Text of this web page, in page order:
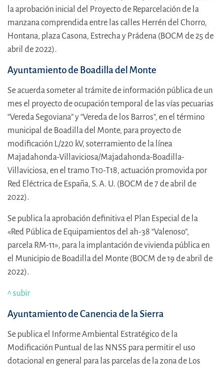
la aprobación inicial del Proyecto de Reparcelación de la
manzana comprendida entre las calles Herrén del Chorro,
Hontana, plaza Casona, Estrecha y Prádena (BOCM de 25 de
abril de 2022).
Ayuntamiento de Boadilla del Monte
Se acuerda someter al trámite de información pública de un
mes el proyecto de ocupación temporal de las vías pecuarias
“Vereda Segoviana” y “Vereda de los Barros”, en el término
municipal de Boadilla del Monte, para proyecto de
modificación L/220 kV, soterramiento de la línea
Majadahonda-Villaviciosa/Majadahonda-Boadilla-
Villaviciosa, en el tramo T10-T18, actuación promovida por
Red Eléctrica de España, S. A. U. (BOCM de 7 de abril de
2022).
Se publica la aprobación definitiva el Plan Especial de la
«Red Pública de Equipamientos del ah-38 “Valenoso”,
parcela RM-11», para la implantación de vivienda pública en
el Municipio de Boadilla del Monte (BOCM de 19 de abril de
2022).
^ subir
Ayuntamiento de Canencia de la Sierra
Se publica el Informe Ambiental Estratégico de la
Modificación Puntual de las NNSS para permitir el uso
dotacional en general para las parcelas de la zona de Los